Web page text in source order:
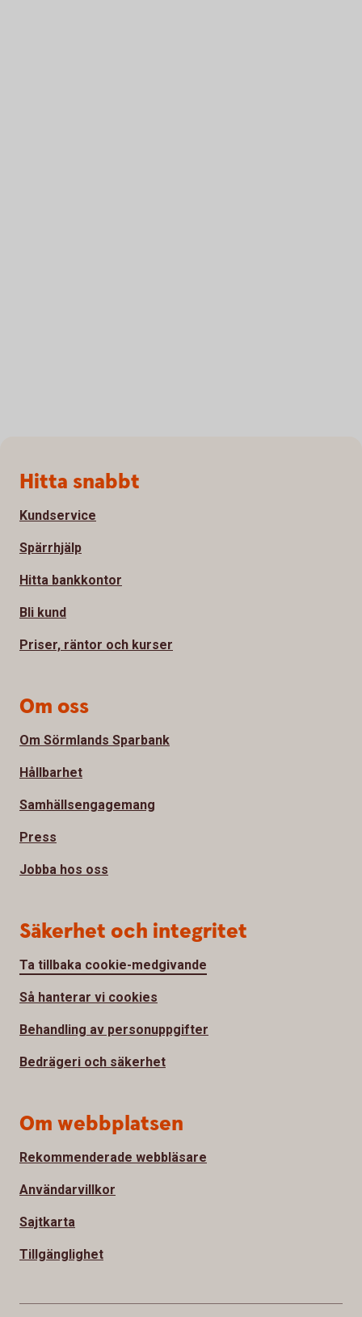
Sidfot
Hitta snabbt
Kundservice
Spärrhjälp
Hitta bankkontor
Bli kund
Priser, räntor och kurser
Om oss
Om Sörmlands Sparbank
Hållbarhet
Samhällsengagemang
Press
Jobba hos oss
Säkerhet och integritet
Ta tillbaka cookie-medgivande
Så hanterar vi cookies
Behandling av personuppgifter
Bedrägeri och säkerhet
Om webbplatsen
Rekommenderade webbläsare
Användarvillkor
Sajtkarta
Tillgänglighet